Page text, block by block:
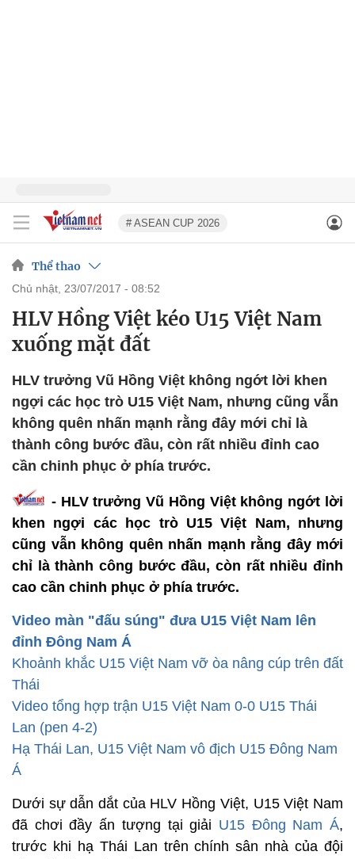
# ASEAN CUP 2026
Thể thao
chủ nhật, 23/07/2017 - 08:52
HLV Hồng Việt kéo U15 Việt Nam
xuống mặt đất
HLV trưởng Vũ Hồng Việt không ngớt lời khen
ngợi các học trò U15 Việt Nam, nhưng cũng vẫn
không quên nhấn mạnh rằng đây mới chỉ là
thành công bước đầu, còn rất nhiều đỉnh cao
cần chinh phục ở phía trước.
- HLV trưởng Vũ Hồng Việt không ngớt lời
khen ngợi các học trò U15 Việt Nam, nhưng
cũng vẫn không quên nhấn mạnh rằng đây mới
chỉ là thành công bước đầu, còn rất nhiều đỉnh
cao cần chinh phục ở phía trước.
Video màn "đấu súng" đưa U15 Việt Nam lên
đỉnh Đông Nam Á
Khoảnh khắc U15 Việt Nam vỡ òa nâng cúp trên đất
Thái
Video tổng hợp trận U15 Việt Nam 0-0 U15 Thái
Lan (pen 4-2)
Hạ Thái Lan, U15 Việt Nam vô địch U15 Đông Nam
Á
Dưới sự dẫn dắt của HLV Hồng Việt, U15 Việt Nam
đã chơi đầy ấn tượng tại giải U15 Đông Nam Á,
trước khi hạ Thái Lan trên chính sân nhà của đội